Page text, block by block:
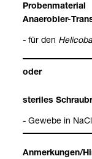
Pro­ben­ma­te­rial
Anae­ro­bier-​
- für den
oder
ste­ri­les
- Gewebe in
Anmer­kun­gen/